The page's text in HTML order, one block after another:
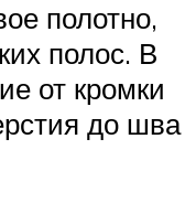
полотно,
полос. В
от кромки
до шва